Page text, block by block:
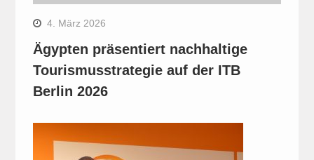
4. März 2026
Ägypten präsentiert nachhaltige
Tourismusstrategie auf der ITB
Berlin 2026